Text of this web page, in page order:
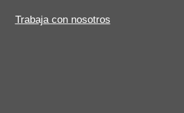
Trabaja con nosotros